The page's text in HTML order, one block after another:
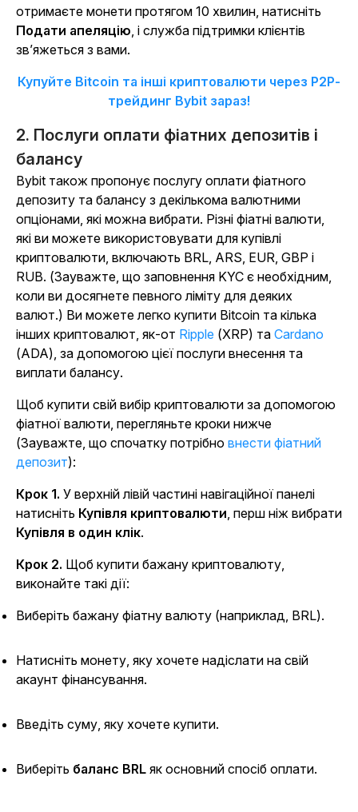
отримаєте монети протягом 10 хвилин, натисніть
Подати апеляцію, і служба підтримки клієнтів
зв’яжеться з вами.
Купуйте Bitcoin та інші криптовалюти через P2P-
трейдинг Bybit зараз!
2. Послуги оплати фіатних депозитів і
балансу
Bybit також пропонує послугу оплати фіатного
депозиту та балансу з декількома валютними
опціонами, які можна вибрати. Різні фіатні валюти,
які ви можете використовувати для купівлі
криптовалюти, включають BRL, ARS, EUR, GBP і
RUB. (Зауважте, що заповнення KYC є необхідним,
коли ви досягнете певного ліміту для деяких
валют.) Ви можете легко купити Bitcoin та кілька
інших криптовалют, як-от Ripple (XRP) та Cardano
(ADA), за допомогою цієї послуги внесення та
виплати балансу.
Щоб купити свій вибір криптовалюти за допомогою
фіатної валюти, перегляньте кроки нижче
(Зауважте, що спочатку потрібно внести фіатний
депозит):
Крок 1. У верхній лівій частині навігаційної панелі
натисніть Купівля криптовалюти, перш ніж вибрати
Купівля в один клік.
Крок 2. Щоб купити бажану криптовалюту,
виконайте такі дії:
Виберіть бажану фіатну валюту (наприклад, BRL).
Натисніть монету, яку хочете надіслати на свій
акаунт фінансування.
Введіть суму, яку хочете купити.
Виберіть баланс BRL як основний спосіб оплати.